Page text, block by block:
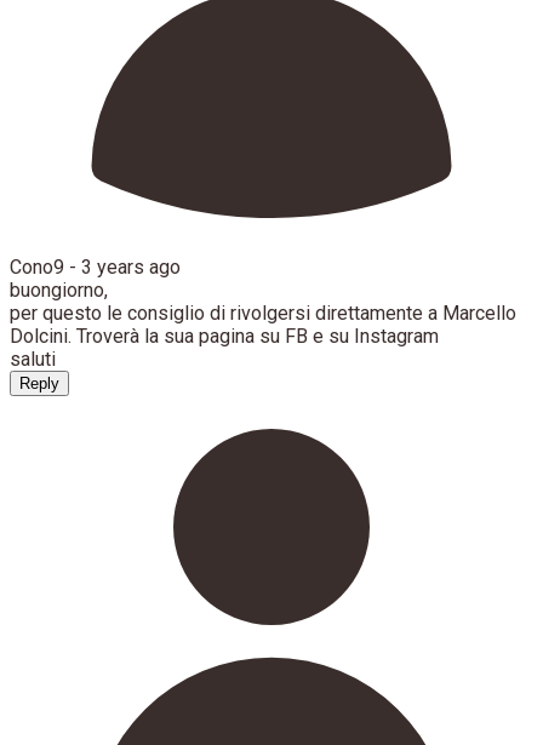
Cono9 - 3 years ago
buongiorno,
per questo le consiglio di rivolgersi direttamente a Marcello
Dolcini. Troverà la sua pagina su FB e su Instagram
saluti
Reply